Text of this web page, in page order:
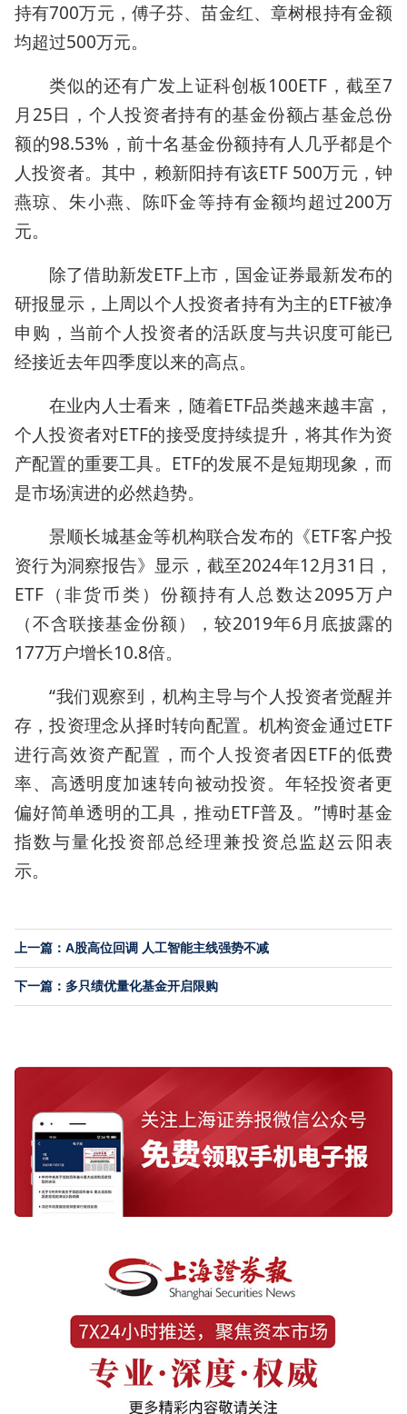
持有700万元，傅子芬、苗金红、章树根持有金额
均超过500万元。
类似的还有广发上证科创板100ETF，截至7
月25日，个人投资者持有的基金份额占基金总份
额的98.53%，前十名基金份额持有人几乎都是个
人投资者。其中，赖新阳持有该ETF 500万元，钟
燕琼、朱小燕、陈吓金等持有金额均超过200万
元。
除了借助新发ETF上市，国金证券最新发布的
研报显示，上周以个人投资者持有为主的ETF被净
申购，当前个人投资者的活跃度与共识度可能已
经接近去年四季度以来的高点。
在业内人士看来，随着ETF品类越来越丰富，
个人投资者对ETF的接受度持续提升，将其作为资
产配置的重要工具。ETF的发展不是短期现象，而
是市场演进的必然趋势。
景顺长城基金等机构联合发布的《ETF客户投
资行为洞察报告》显示，截至2024年12月31日，
ETF（非货币类）份额持有人总数达2095万户
（不含联接基金份额），较2019年6月底披露的
177万户增长10.8倍。
“我们观察到，机构主导与个人投资者觉醒并
存，投资理念从择时转向配置。机构资金通过ETF
进行高效资产配置，而个人投资者因ETF的低费
率、高透明度加速转向被动投资。年轻投资者更
偏好简单透明的工具，推动ETF普及。”博时基金
指数与量化投资部总经理兼投资总监赵云阳表
示。
上一篇：A股高位回调 人工智能主线强势不减
下一篇：多只绩优量化基金开启限购